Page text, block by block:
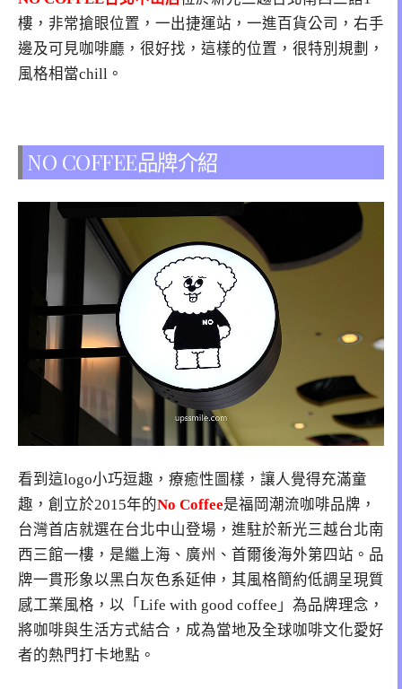
樓，非常搶眼位置，一出捷運站，一進百貨公司，右手
邊及可見咖啡廳，很好找，這樣的位置，很特別規劃，
風格相當chill。
NO COFFEE品牌介紹
看到這logo小巧逗趣，療癒性圖樣，讓人覺得充滿童
趣，創立於2015年的No Coffee是福岡潮流咖啡品牌，
台灣首店就選在台北中山登場，進駐於新光三越台北南
西三館一樓，是繼上海、廣州、首爾後海外第四站。品
牌一貫形象以黑白灰色系延伸，其風格簡約低調呈現質
感工業風格，以「Life with good coffee」為品牌理念，
將咖啡與生活方式結合，成為當地及全球咖啡文化愛好
者的熱門打卡地點。